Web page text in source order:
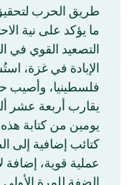
طريق الحرب لتحقيق
ما يؤكد على نية
التصعيد القوي في
الإبادة في غزة،
فلسطينيا، وأصيب
يقارب أربعة عشر
يومين من كتابة
كتائب إضافية إلى
عملية قوية،
الضفة للمرة الأولى